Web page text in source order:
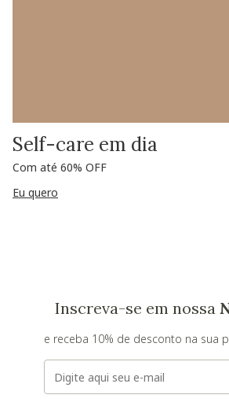
Self-care em dia
Com até 60% OFF
Eu quero
Inscreva-se em nossa
e receba 10% de desconto na sua
E-mail